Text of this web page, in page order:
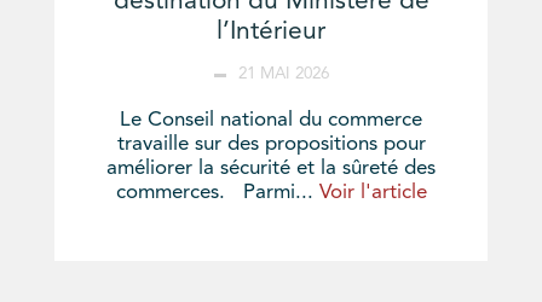
l’Intérieur
21 MAI 2026
Le Conseil national du commerce
travaille sur des propositions pour
améliorer la sécurité et la sûreté des
commerces. Parmi... Voir l'article